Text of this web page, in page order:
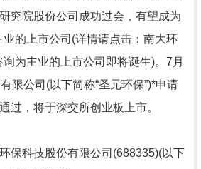
究院股份公司成功过会，有望成为
业的上市公司(详情请点击：南大环
为主业的上市公司即将诞生)。7月
限公司(以下简称“圣元环保”)*申请
过，将于深交所创业板上市。
科技股份有限公司(688335)(以下